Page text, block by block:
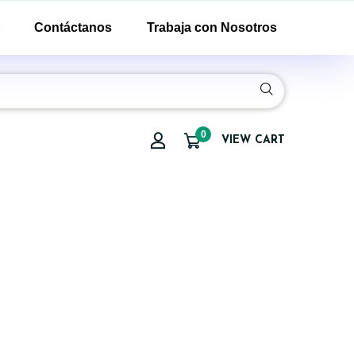
0 VIEW CART
Contáctanos Trabaja con Nosotros